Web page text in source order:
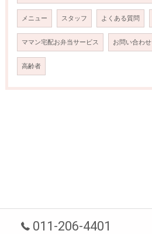
メニュー スタッフ よくある質問
ママン宅配お弁当サービス お問い合わせ
高齢者
011-206-4401